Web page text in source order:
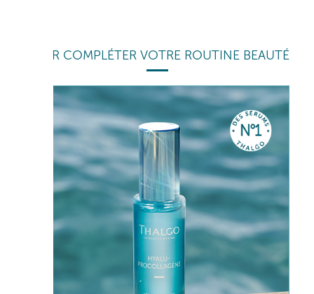
POUR COMPLÉTER VOTRE ROUTINE BEAUTÉ